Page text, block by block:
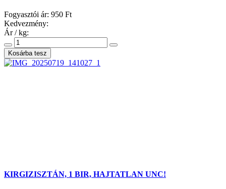
Fogyasztói ár: 950 Ft
Kedvezmény:
Ár / kg:
KIRGIZISZTÁN, 1 BIR, HAJTATLAN UNC!